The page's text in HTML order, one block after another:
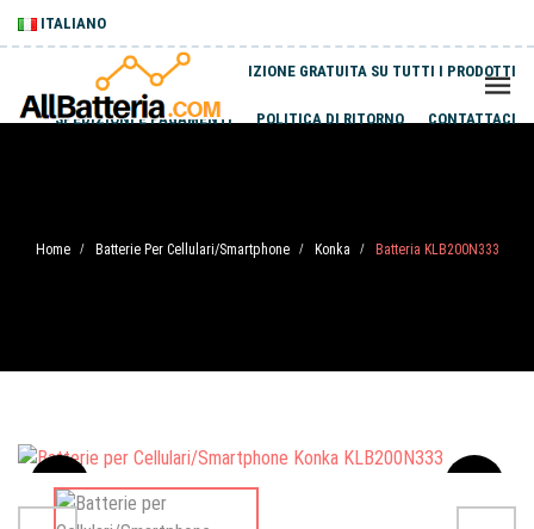
ITALIANO
SPEDIZIONE GRATUITA SU TUTTI I PRODOTTI
SPEDIZIONI E PAGAMENTI POLITICA DI RITORNO CONTATTACI
Home / Batterie Per Cellulari/Smartphone / Konka / Batteria KLB200N333
Sale